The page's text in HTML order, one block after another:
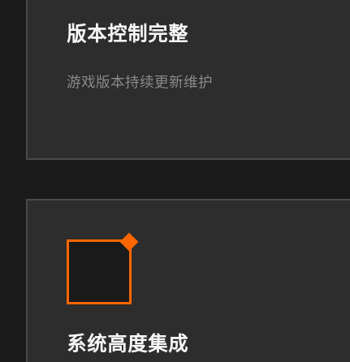
版本控制完整
游戏版本持续更新维护
系统高度集成